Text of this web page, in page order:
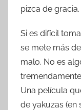
pizca de gracia.
Si es difícil
se mete más
malo. No es
Una película
de yakuzas (en